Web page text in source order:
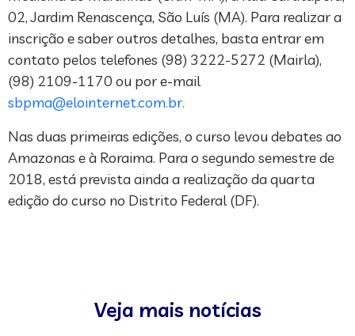
02, Jardim Renascença, São Luís (MA). Para realizar a
inscrição e saber outros detalhes, basta entrar em
contato pelos telefones (98) 3222-5272 (Mairla),
(98) 2109-1170 ou por e-mail
sbpma@elointernet.com.br.
Nas duas primeiras edições, o curso levou debates ao
Amazonas e à Roraima. Para o segundo semestre de
2018, está prevista ainda a realização da quarta
edição do curso no Distrito Federal (DF).
Veja mais notícias